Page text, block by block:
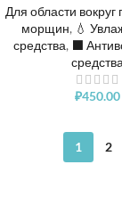
Для области вокруг
морщин, 💧
средства, ⬛️
средства
₽450.00
1 2